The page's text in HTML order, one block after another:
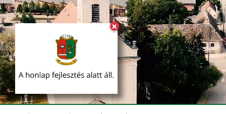
×
Események []
Dokumentumok []
Aloldalak [ ]